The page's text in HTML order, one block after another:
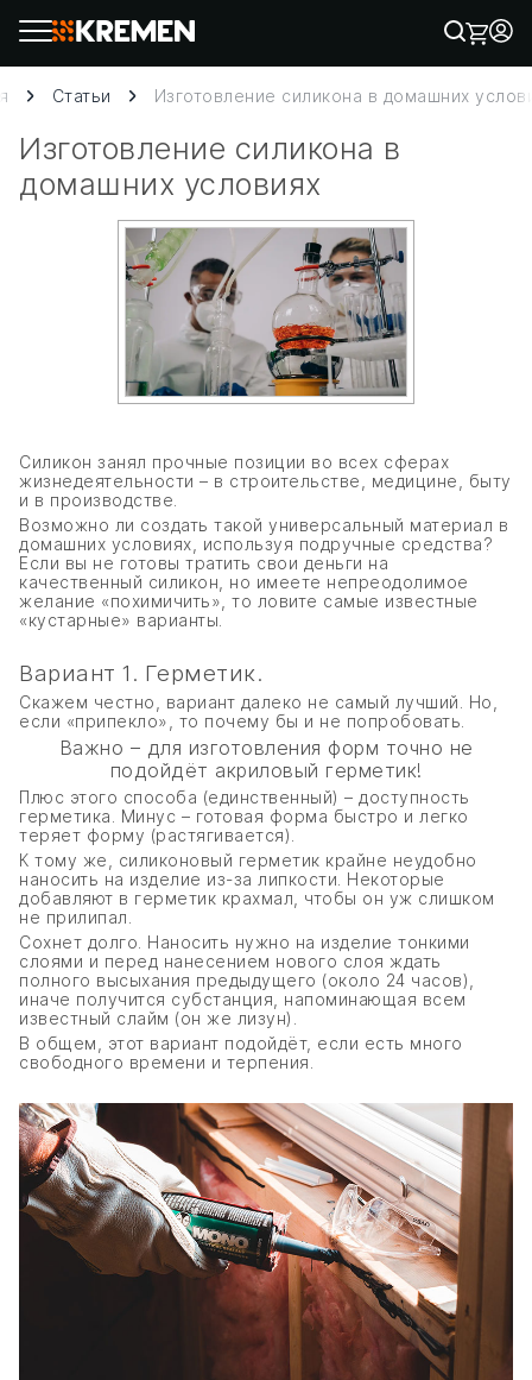
Статьи Изготовление силикона в домашних
Изготовление силикона в
домашних условиях
Силикон занял прочные позиции во всех сферах
жизнедеятельности – в строительстве, медицине, быту
и в производстве.
Возможно ли создать такой универсальный материал в
домашних условиях, используя подручные средства?
Если вы не готовы тратить свои деньги на
качественный силикон, но имеете непреодолимое
желание «похимичить», то ловите самые известные
«кустарные» варианты.
Вариант 1. Герметик.
Скажем честно, вариант далеко не самый лучший. Но,
если «припекло», то почему бы и не попробовать.
Важно – для изготовления форм точно не
подойдёт акриловый герметик!
Плюс этого способа (единственный) – доступность
герметика. Минус – готовая форма быстро и легко
теряет форму (растягивается).
К тому же, силиконовый герметик крайне неудобно
наносить на изделие из-за липкости. Некоторые
добавляют в герметик крахмал, чтобы он уж слишком
не прилипал.
Сохнет долго. Наносить нужно на изделие тонкими
слоями и перед нанесением нового слоя ждать
полного высыхания предыдущего (около 24 часов),
иначе получится субстанция, напоминающая всем
известный слайм (он же лизун).
В общем, этот вариант подойдёт, если есть много
свободного времени и терпения.